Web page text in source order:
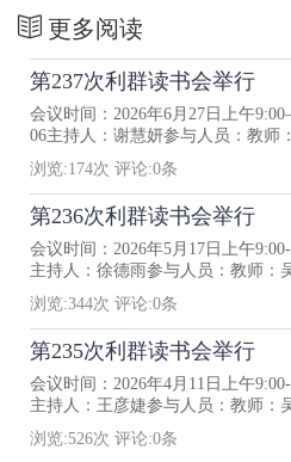
更多阅读
第237次利群读书会举行
会议时间：2026年6月27日上午
06主持人：谢慧妍参与人员：教师
浏览:174次 评论:0条
第236次利群读书会举行
会议时间：2026年5月17日上午
主持人：徐德雨参与人员：教师：
浏览:344次 评论:0条
第235次利群读书会举行
会议时间：2026年4月11日上午
主持人：王彦婕参与人员：教师：
浏览:526次 评论:0条